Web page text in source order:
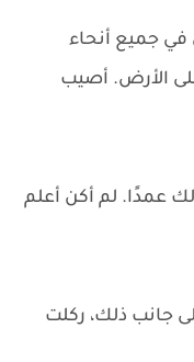
جميع أنحاء
الأرض. أصيب
عمدًا. لم أكن أعلم
جانب ذلك، ركلت